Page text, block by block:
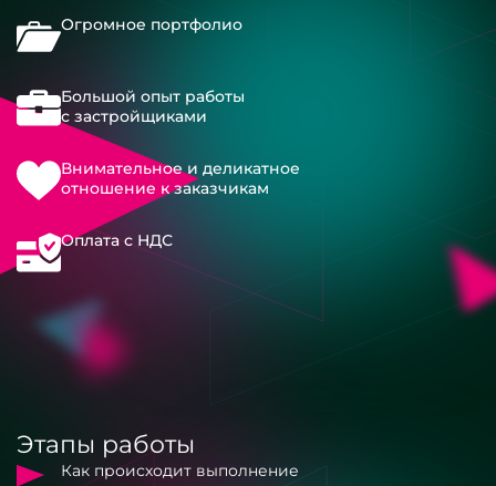
Огромное портфолио
Большой опыт работы
с застройщиками
Внимательное и деликатное
отношение к заказчикам
Оплата с НДС
Этапы работы
Как происходит выполнение